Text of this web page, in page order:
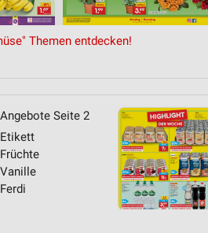
Themen entdecken!
Angebote Seite 2
Etikett
Früchte
Vanille
Ferdi
Informationen identifizieren